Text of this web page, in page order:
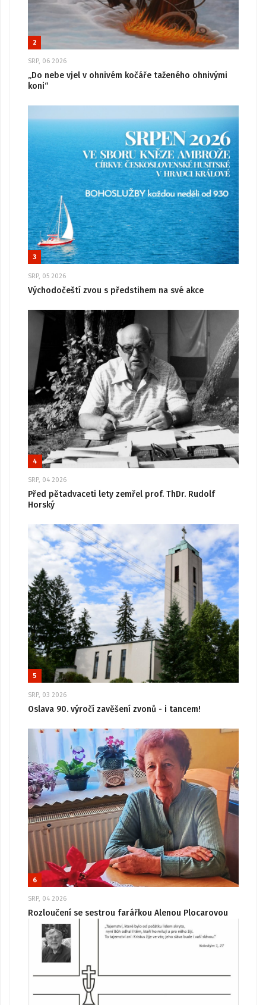
2
SRP, 06 2026
„Do nebe vjel v ohnivém kočáře taženého ohnivými
koni“
3
SRP, 05 2026
Východočeští zvou s předstihem na své akce
4
SRP, 04 2026
Před pětadvaceti lety zemřel prof. ThDr. Rudolf
Horský
5
SRP, 03 2026
Oslava 90. výročí zavěšení zvonů - i tancem!
6
SRP, 04 2026
Rozloučení se sestrou farářkou Alenou Plocarovou